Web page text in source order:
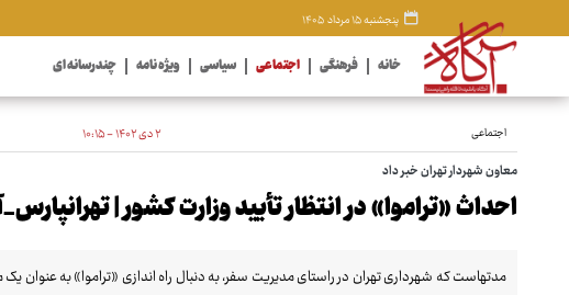
پنجشنبه ۱۵ مرداد ۱۴۰۵
خانه فرهنگی اجتماعی سیاسی ویژه نامه چندرسانه ای
اجتماعی ۲ دی ۱۴۰۲ - ۱۰:۱۵
معاون شهردار تهران خبر داد
احداث «تراموا» در انتظار تأیید وزارت کشور |
مدتهاست که شهرداری تهران در راستای مدیریت سفر، به دنبال راه اندازی «تراموا» به عنوان